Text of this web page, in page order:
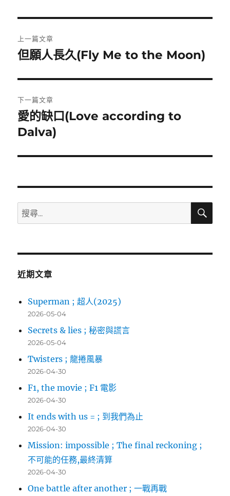
章
覽
上一篇文章
上
篇
文
章:
但願人長久(Fly Me to the Moon)
下一篇文章
下
一
文
愛的缺口(Love according to
Dalva)
搜
尋
鍵
搜
近期文章
Superman ; 超人(2025)
2026-05-04
Secrets & lies ; 秘密與謊言
2026-05-04
Twisters ; 龍捲風暴
2026-04-30
F1, the movie ; F1 電影
2026-04-30
It ends with us = ; 到我們為止
2026-04-30
Mission: impossible ; The final reckoning ;
不可能的任務,最終清算
2026-04-30
One battle after another ; 一戰再戰